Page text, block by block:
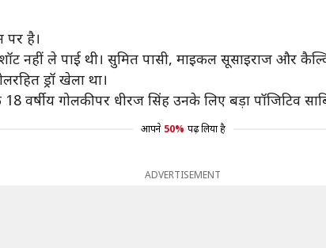
है।
नहीं ले पाई थी। सुमित पासी, माइकल सूसाइराज और
ड्रॉ खेला था।
वर्षीय गोलकीपर धीरज सिंह उनके लिए बड़ा पॉजिटिव
आपने 50% पढ़ लिया है
ADVERTISEMENT